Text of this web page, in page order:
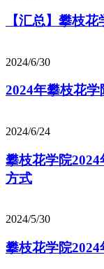
【汇总】攀枝
2024/6/30
2024年攀枝花
2024/6/24
攀枝花学院
方式
2024/5/30
攀枝花学院